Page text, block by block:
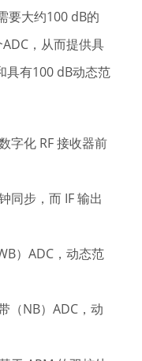
要大约100 dB的
，从而提供具
具有100 dB动态范
字化 RF 接收器前
同步，而 IF 输出
）ADC，动态范
（NB）ADC，动